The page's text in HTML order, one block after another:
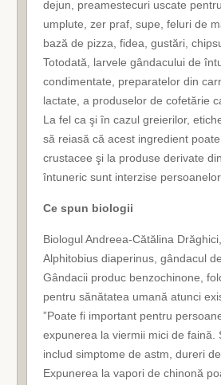
dejun, preamestecuri uscate
umplute, zer praf, supe, feluri de
bază de pizza, fidea, gustări,
Totodată, larvele gândacului de
condimentate, preparatelor din
lactate, a produselor de cofetărie
La fel ca şi în cazul greierilor,
să reiasă că acest ingredient
crustacee şi la produse derivate
întuneric sunt interzise
Ce spun biologii
Biologul Andreea-Cătălina
Alphitobius diaperinus, gândacul
Gândacii produc benzochinone,
pentru sănătatea umană atunci
”Poate fi important pentru
expunerea la viermii mici de faină.
includ simptome de astm, dureri
Expunerea la vapori de chinonă